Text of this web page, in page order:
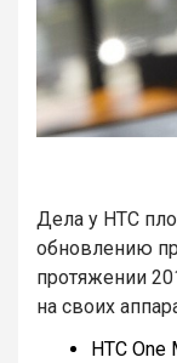
Дела у HTC
обновлению
протяжении
на своих
HTC One